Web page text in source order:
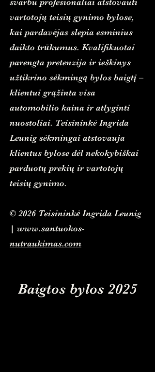
svarbu profesionaliai atstovauti
vartotojų teisių gynimo bylose,
kai pardavėjas slepia esminius
daikto trūkumus. Kvalifikuotai
parengta pretenzija ir ieškinys
užtikrino sėkmingą bylos baigtį –
klientui grąžinta visa
automobilio kaina ir atlyginti
nuostoliai. Teisininkė Ingrida
Leunig sėkmingai atstovauja
klientus bylose dėl nekokybiškai
parduotų prekių ir vartotojų
teisių gynimo.
© 2026 Teisininkė Ingrida Leunig
| www.santuokos-
nutraukimas.com
Baigtos bylos 2025